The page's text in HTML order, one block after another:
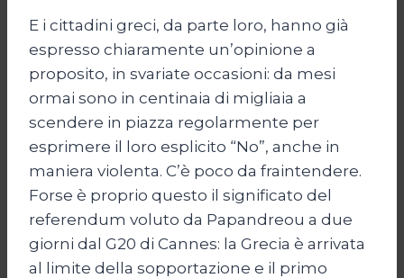
E i cittadini greci, da parte loro, hanno già
espresso chiaramente un’opinione a
proposito, in svariate occasioni: da mesi
ormai sono in centinaia di migliaia a
scendere in piazza regolarmente per
esprimere il loro esplicito “No”, anche in
maniera violenta. C’è poco da fraintendere.
Forse è proprio questo il significato del
referendum voluto da Papandreou a due
giorni dal G20 di Cannes: la Grecia è arrivata
al limite della sopportazione e il primo